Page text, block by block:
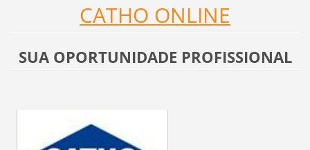
CATHO ONLINE
SUA OPORTUNIDADE PROFISSIONAL